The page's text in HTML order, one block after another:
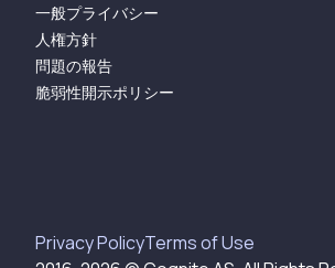
一般プライバシー
人権方針
問題の報告
脆弱性開示ポリシー
Privacy PolicyTerms of Use​​​​‌ ‍ ​‍​‍‌‍ ‌ ​‍‌‍‍‌‌‍‌ ‌‍‍‌‌‍ ‍​‍​‍​ ‍‍​‍​‍‌ ​ ‌‍​‌‌‍ ‍‌‍‍‌‌ ‌​‌ ‍‌​‍ ‍‌‍‍‌‌‍ ​‍​‍​‍ ​​‍​‍‌‍‍​‌ ​‍‌‍‌‌‌‍‌‍​‍​‍​ ‍‍​‍​‍​‍ ‌‍​‌‌‍‌​‌‍ ‌‌‍‍‌‌‍ ‍​‍ ‌‍‍‌‌‍ ‍‌ ‌​‌‍‌‌‌‍ ‍‌ ‌​​‍ ‌‍‌‌‌‍‌​‌‍‍‌‌ ‌​​‍ ‌‍ ‌‌‍ ‌‍‌​‌‍‌‌​ ‌‌ ​​‌ ​‍‌‍‌‌‌ ​ ‌‍‌‌‌‍ ‍‌ ‌​‌‍​‌‌ ‌​‌‍‍‌‌‍ ‌‍ ‍​ ‍ ‌‍‍‌‌‍‌​​ ‌‌ ​ ‌‍‍‌‌ ‌​‌‍‌‌‌‌​ ‌‍‌‌‌ ‌​‌ ‌​‌‍‍‌‌‍ ‍‌‍‌ ‌ ​ ​ ‍ ‌ ‌​‌ ‍‌‌ ​​‌‍‌‌​ ‌‌ ​ ‌‍‍‌‌ ‌​‌‍‌‌‌‌​ ‌‍‌‌‌ ‌​‌ ‌​‌‍‍‌‌‍ ‍‌‍‌ ‌ ​ ​ ‍ ‌ ​​‌‍​‌‌ ‌​‌‍‍​​ ‌‌ ​ ‌‍‍‌‌ ‌​‌‍‌‌‌​ ‍‌‍​‌‌ ‌‍‌‍‍‌‌‍‌ ‌‍​‌‌ ‌​‌‍‍‌‌‍ ‌‍ ‍‌ ​ ​‍ ‍‌‍‌‍‌‍ ‌‍ ‌ ‌​‌‍‌‌‌ ​‍‌​ ‍‌‍​‌‌ ‌‍‌‍‍‌‌‍‌ ‌‍​‌‌ ‌​‌‍‍‌‌‍ ‌‍ ‍​‍ ‍‌ ‌​‌‍‌‌‌ ​‍‌‍ ‌‌ ​ ‌​ ‌‍‌‍‌‌​ ‌‍‌‌‌ ​‍‌ ‌‍‌‍‍‌‌‍​ ‌‍‌‌​‍ ‍‌ ‌​‌‍‌‌‌ ‍​‌ ‌​​ ‌‍​‍‌‍​‌‌ ​ ‌‍‌‌‌‌‌‌‌ ​‍‌‍ ​​ ‌​‍‌‌​ ​‍‌​‌‍‌‍​‌‌‍‌​‌‍ ‌‌‍‍‌‌‍ ‍​‍‌‍‌‍‍‌‌‍‌​​ ‌‌ ​ ‌‍‍‌‌ ‌​‌‍‌‌‌‌​ ‌‍‌‌‌ ‌​‌ ‌​‌‍‍‌‌‍ ‍‌‍‌ ‌ ​ ​‍‌‍‌ ‌​‌ ‍‌‌ ​​‌‍‌‌​ ‌‌ ​ ‌‍‍‌‌ ‌​‌‍‌‌‌‌​ ‌‍‌‌‌ ‌​‌ ‌​‌‍‍‌‌‍ ‍‌‍‌ ‌ ​ ​‍‌‍‌ ​​‌‍​‌‌ ‌​‌‍‍​​ ‌‌ ​ ‌‍‍‌‌ ‌​‌‍‌‌‌​ ‍‌‍​‌‌ ‌‍‌‍‍‌‌‍‌ ‌‍​‌‌ ‌​‌‍‍‌‌‍ ‌‍ ‍‌ ​ ​‍ ‍‌‍‌‍‌‍ ‌‍ ‌ ‌​‌‍‌‌‌ ​‍‌​ ‍‌‍​‌‌ ‌‍‌‍‍‌‌‍‌ ‌‍​‌‌ ‌​‌‍‍‌‌‍ ‌‍ ‍​‍ ‍‌ ‌​‌‍‌‌‌ ​‍‌‍ ‌‌ ​ ‌​ ‌‍‌‍‌‌​ ‌‍‌‌‌ ​‍‌ ‌‍‌‍‍‌‌‍​ ‌‍‌‌​‍ ‍‌ ‌​‌‍‌‌‌ ‍​‌ ‌​​‍‌‍‌ ​​‌‍‌‌‌ ​‍‌ ​ ‌ ​​‌‍‌‌‌‍​ ‌ ‌​‌‍‍‌‌ ‌‍‌‍‌‌​ ‌‌ ​​‌ ‌‌‌‍​‍‌‍ ​‌‍‍‌‌ ​ ‌‍‍​‌‍‌‌‌‍‌​​‍​‍‌ ‌